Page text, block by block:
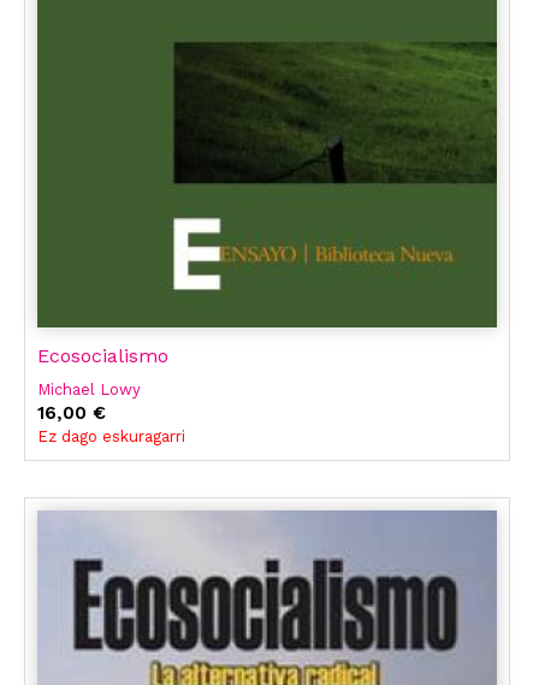
Ecosocialismo
Michael Lowy
16,00 €
Ez dago eskuragarri